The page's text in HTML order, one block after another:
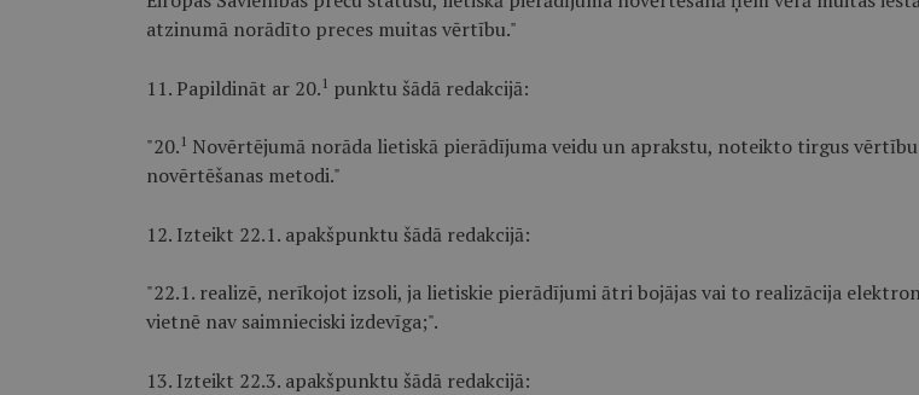
atzinumā norādīto preces muitas vērtību."
11. Papildināt ar 20. 1 punktu šādā redakcijā:
"20. 1 Novērtējumā norāda lietiskā pierādījuma veidu un aprakstu, noteikto tirgus
novērtēšanas metodi."
12. Izteikt 22.1. apakšpunktu šādā redakcijā:
"22.1. realizē, nerīkojot izsoli, ja lietiskie pierādījumi ātri bojājas vai to realizācija
vietnē nav saimnieciski izdevīga;".
13. Izteikt 22.3. apakšpunktu šādā redakcijā: